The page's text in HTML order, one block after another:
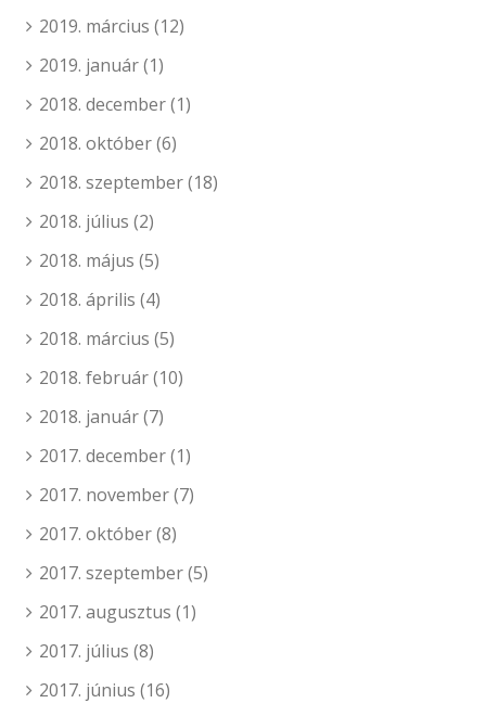
2019. március (12)
2019. január(1)
2018. december(1)
2018. október(6)
2018. szeptember(18)
2018. július (2)
2018. május (5)
2018. április (4)
2018. március (5)
2018. február(10)
2018. január(7)
2017. december(1)
2017. november(7)
2017. október(8)
2017. szeptember(5)
2017. augusztus (1)
2017. július (8)
2017. június (16)